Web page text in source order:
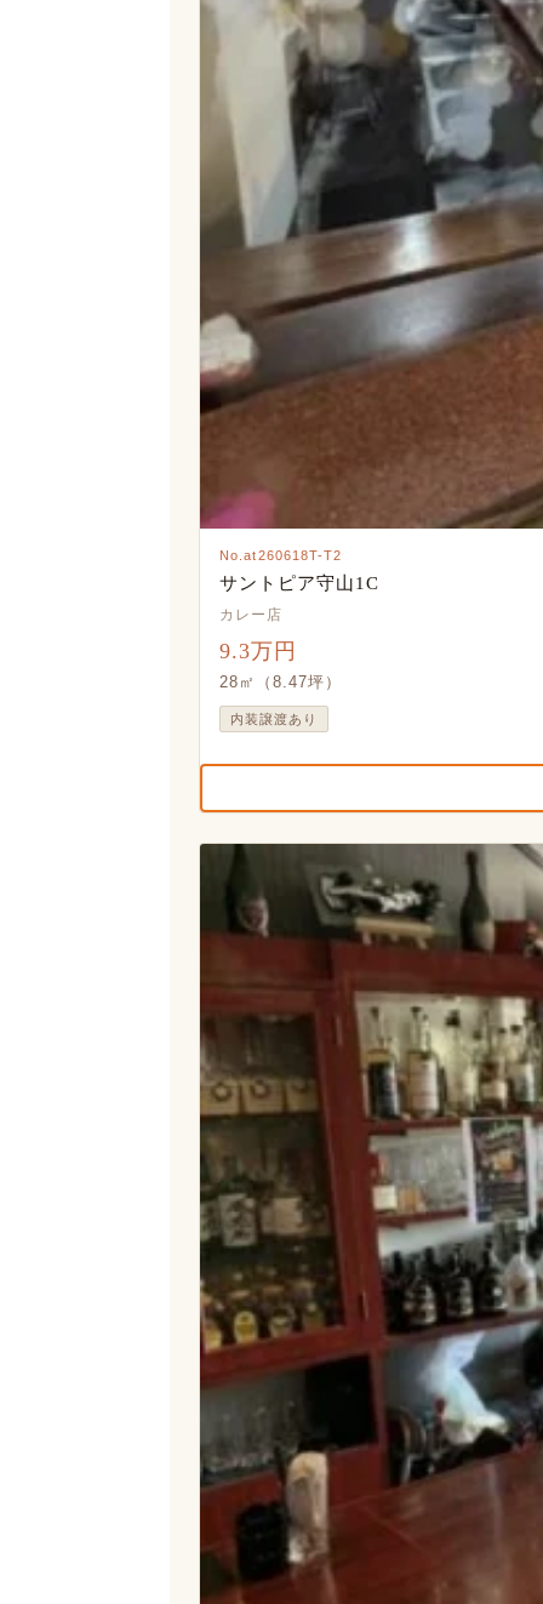
No.at260618T-T2
サントピア守山1C
カレー店
9.3万円
28㎡（8.47坪）
内装譲渡あり